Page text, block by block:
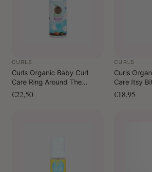
CURLS
Curls Organic Baby Curl
Care Ring Around The
Curlies Leave In 240 ml
€22,50
CURLS
Curls
Care Itsy
Moisturizer
€18,95